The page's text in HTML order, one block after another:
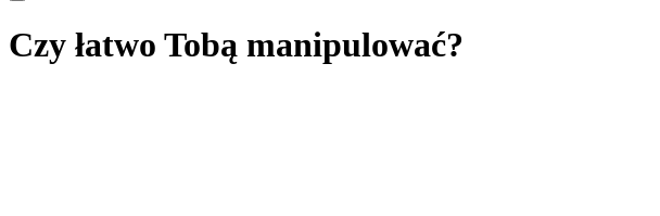
Czy łatwo Tobą manipulować?